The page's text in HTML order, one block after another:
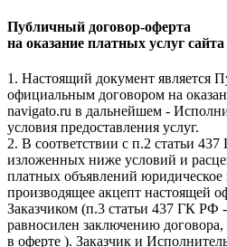
Публичный договор-оферта
на оказание платных услуг сайта
1. Настоящий документ является
официальным договором на
navigato.ru в дальнейшем -
условия предоставления услуг.
2. В соответствии с п.2 статьи
изложенных ниже условий и
платных объявлений юридическое
производящее акцепт настоящей
Заказчиком (п.3 статьи 437 ГК РФ
равносилен заключению
в оферте ). Заказчик и